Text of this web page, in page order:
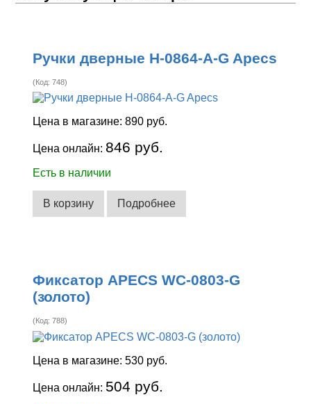
Ручки дверные H-0864-A-G Apecs
(Код:748)
Цена в магазине:890 руб.
Цена онлайн: 846 руб.
Есть в наличии
В корзину Подробнее
Фиксатор APECS WC-0803-G
(золото)
(Код:788)
Цена в магазине:530 руб.
Цена онлайн: 504 руб.